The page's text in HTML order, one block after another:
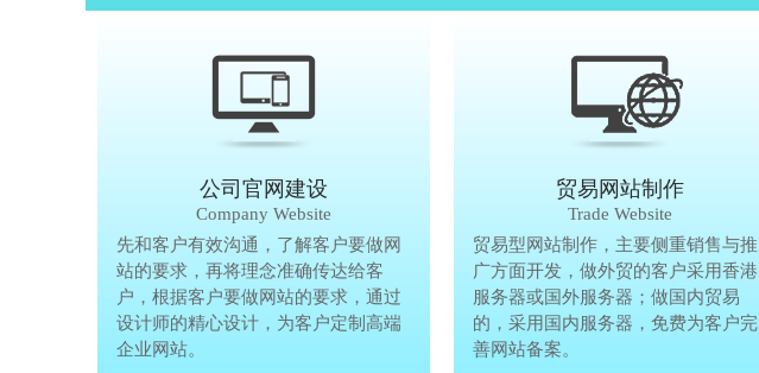
公司官网建设
Company Website
先和客户有效沟通，了解客户要做网
站的要求，再将理念准确传达给客
户，根据客户要做网站的要求，通过
设计师的精心设计，为客户定制高端
企业网站。
公司官网建设
Company Website
先和客户有效沟通，了解客户要做网
站的要求，再将理念准确传达给客
户，根据客户要做网站的要求，通过
设计师的精心设计，为客户定制高端
企业网站。
贸易网站制作
Trade Website
贸易型网站制作，主要侧重销售与推
广方面开发，做外贸的客户采用香港
服务器或国外服务器；做国内贸易
的，采用国内服务器，免费为客户完
善网站备案。